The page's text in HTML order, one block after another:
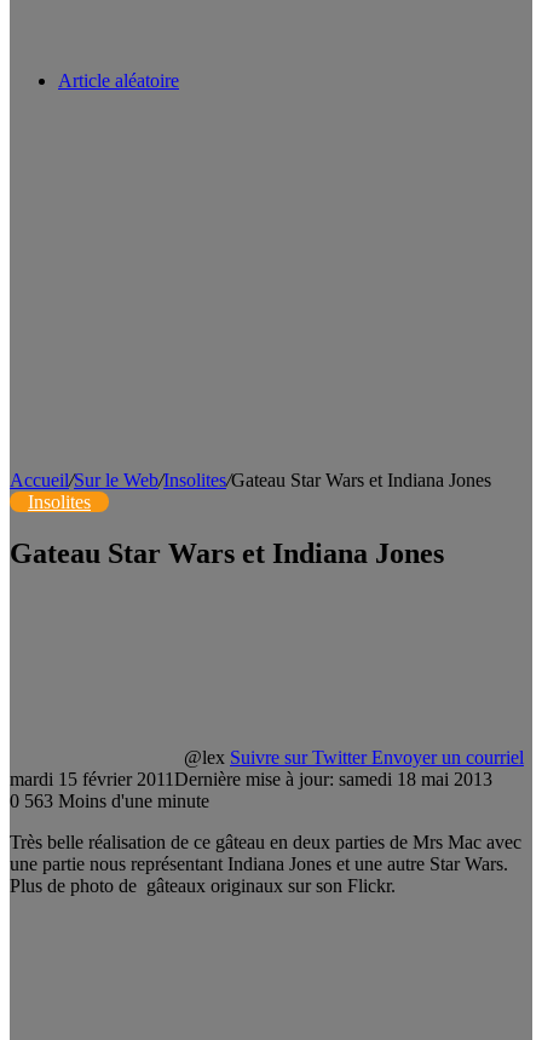
Article aléatoire
Accueil/Sur le Web/Insolites/Gateau Star Wars et Indiana Jones
Insolites
Gateau Star Wars et Indiana Jones
@lex Suivre sur Twitter Envoyer un courriel
mardi 15 février 2011Dernière mise à jour: samedi 18 mai 2013
0 563 Moins d'une minute
Très belle réalisation de ce gâteau en deux parties de Mrs Mac avec
une partie nous représentant Indiana Jones et une autre Star Wars.
Plus de photo de gâteaux originaux sur son Flickr.